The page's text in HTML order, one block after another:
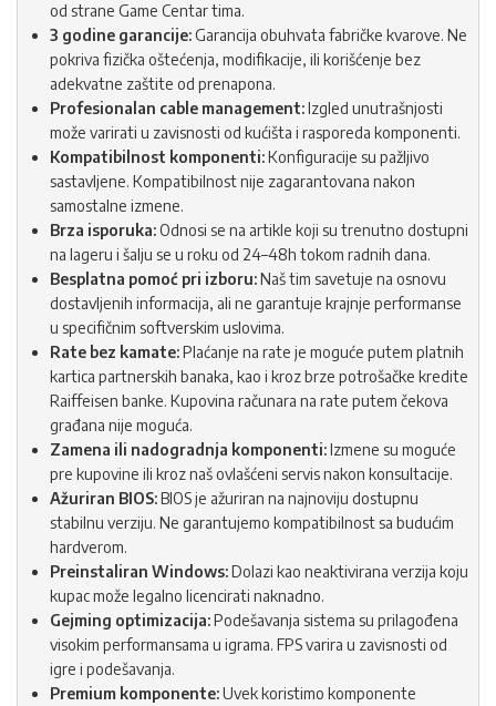
od strane Game Centar tima.
3 godine garancije:Garancija obuhvata fabričke kvarove. Ne
pokriva fizička oštećenja, modifikacije, ili korišćenje bez
adekvatne zaštite od prenapona.
Profesionalan cable management:Izgled unutrašnjosti
može varirati u zavisnosti od kućišta i rasporeda komponenti.
Kompatibilnost komponenti:Konfiguracije su pažljivo
sastavljene. Kompatibilnost nije zagarantovana nakon
samostalne izmene.
Brza isporuka:Odnosi se na artikle koji su trenutno dostupni
na lageru i šalju se u roku od 24–48h tokom radnih dana.
Besplatna pomoć pri izboru:Naš tim savetuje na osnovu
dostavljenih informacija, ali ne garantuje krajnje performanse
u specifičnim softverskim uslovima.
Rate bez kamate:Plaćanje na rate je moguće putem platnih
kartica partnerskih banaka, kao i kroz brze potrošačke kredite
Raiffeisen banke. Kupovina računara na rate putem čekova
građana nije moguća.
Zamena ili nadogradnja komponenti:Izmene su moguće
pre kupovine ili kroz naš ovlašćeni servis nakon konsultacije.
Ažuriran BIOS:BIOS je ažuriran na najnoviju dostupnu
stabilnu verziju. Ne garantujemo kompatibilnost sa budućim
hardverom.
Preinstaliran Windows:Dolazi kao neaktivirana verzija koju
kupac može legalno licencirati naknadno.
Gejming optimizacija:Podešavanja sistema su prilagođena
visokim performansama u igrama. FPS varira u zavisnosti od
igre i podešavanja.
Premium komponente:Uvek koristimo komponente